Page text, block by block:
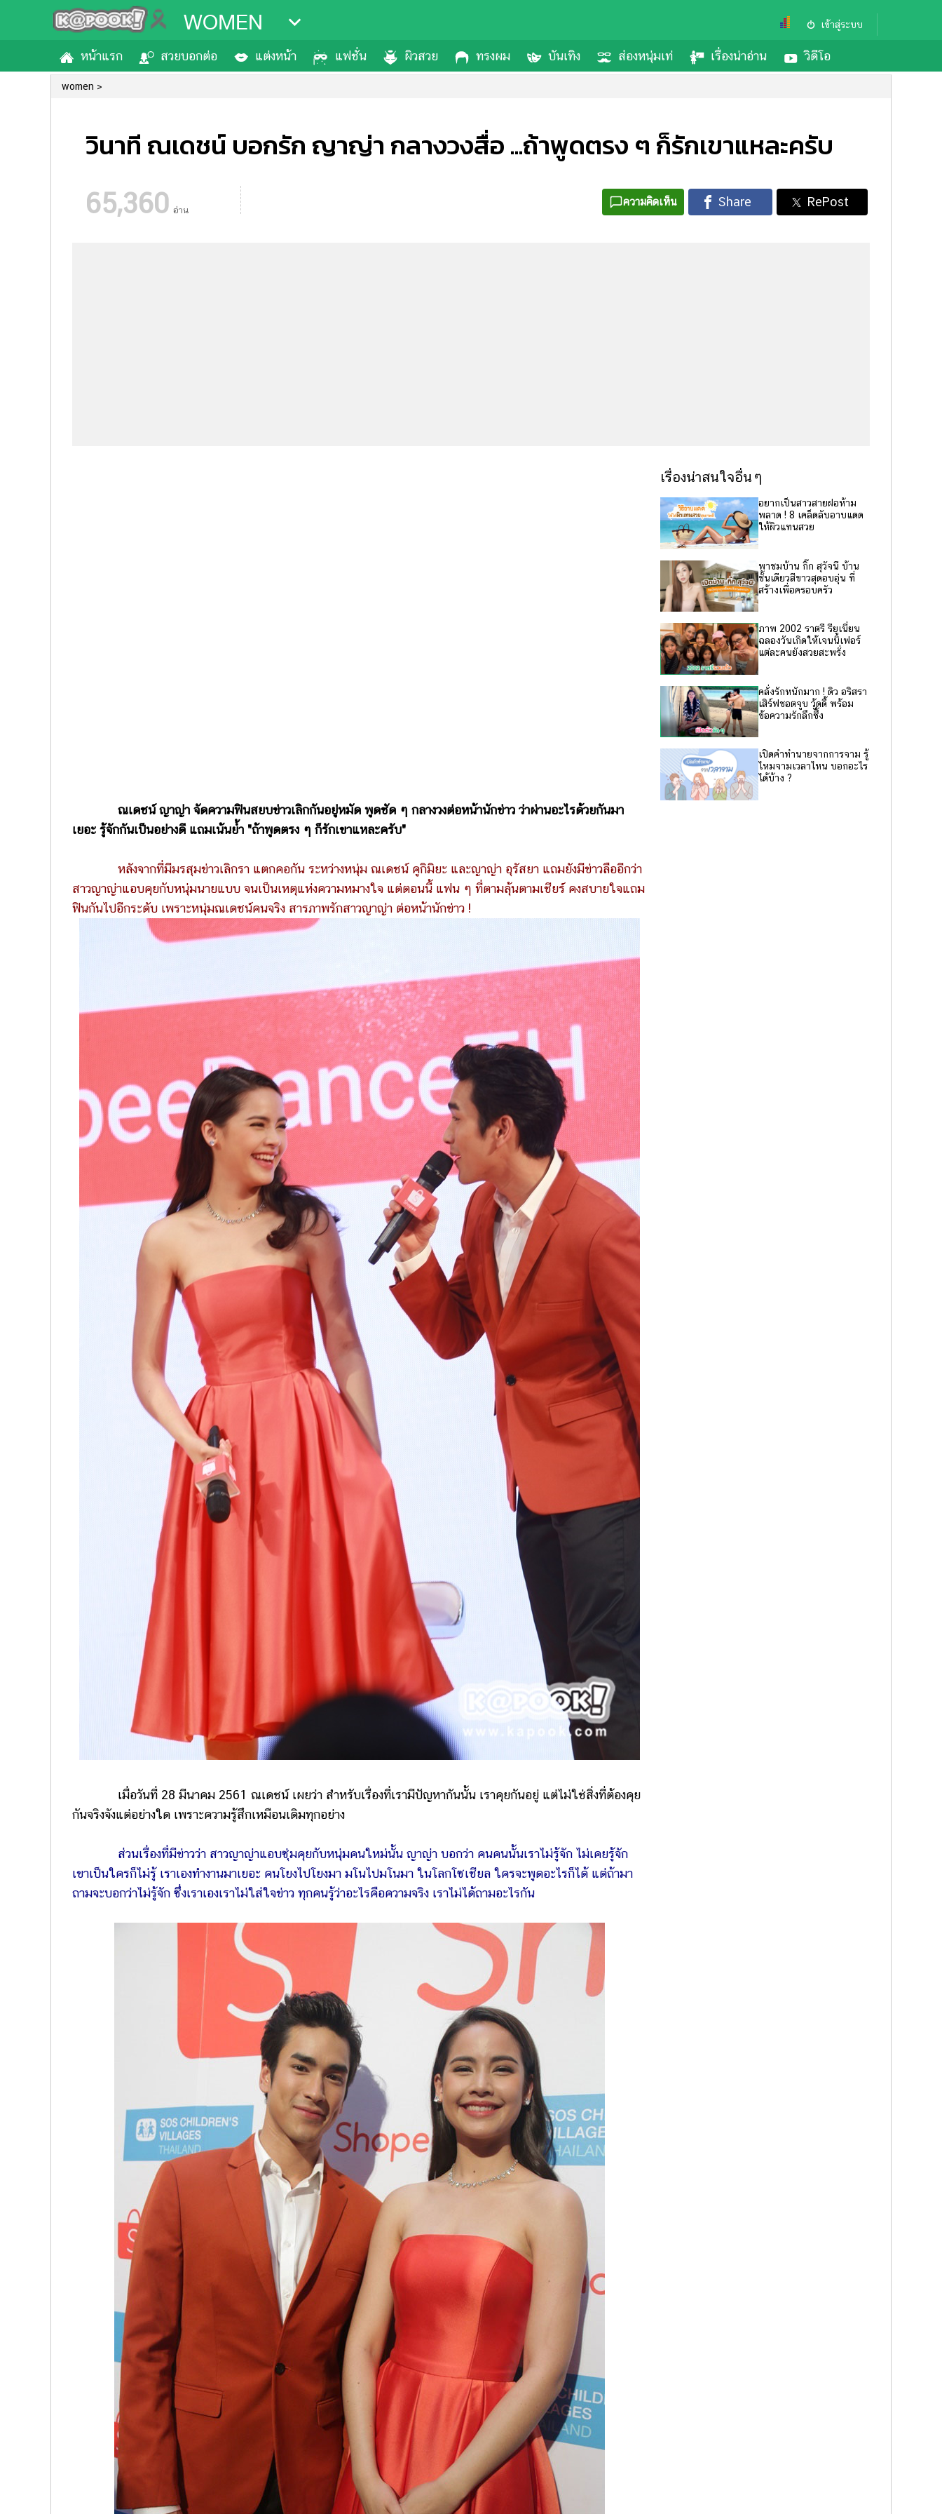
WOMEN เข้าสู่ระบบ
หน้าแรก สวยบอกต่อ แต่งหน้า แฟชั่น ผิวสวย ทรงผม บันเทิง ส่องหนุ่มเท่ เรื่องน่าอ่าน วิดีโอ
women
วินาที ณเดชน์ บอกรัก ญาญ่า กลางวงสื่อ ...ถ้าพูดตรง ๆ ก็รักเขาแหละครับ
65,360 อ่าน
ความคิดเห็น
ณเดชน์ ญาญ่า จัดความฟินสยบข่าวเลิกกันอยู่หมัด พูดชัด ๆ กลางวงต่อหน้านักข่าว ว่าผ่านอะไรด้วยกันมา
เยอะ รู้จักกันเป็นอย่างดี แถมเน้นย้ำ "ถ้าพูดตรง ๆ ก็รักเขาแหละครับ"
หลังจากที่มีมรสุมข่าวเลิกรา แตกคอกัน ระหว่างหนุ่ม ณเดชน์ คูกิมิยะ และญาญ่า อุรัสยา แถมยังมีข่าวลืออีกว่า
สาวญาญ่าแอบคุยกับหนุ่มนายแบบ จนเป็นเหตุแห่งความหมางใจ แต่ตอนนี้ แฟน ๆ ที่ตามลุ้นตามเชียร์ คงสบายใจแถม
ฟินกันไปอีกระดับ เพราะหนุ่มณเดชน์คนจริง สารภาพรักสาวญาญ่า ต่อหน้านักข่าว !
เมื่อวันที่ 28 มีนาคม 2561 ณเดชน์ เผยว่า สำหรับเรื่องที่เรามีปัญหากันนั้น เราคุยกันอยู่ แต่ไม่ใช่สิ่งที่ต้องคุย
กันจริงจังแต่อย่างใด เพราะความรู้สึกเหมือนเดิมทุกอย่าง
ส่วนเรื่องที่มีข่าวว่า สาวญาญ่าแอบซุ่มคุยกับหนุ่มคนใหม่นั้น ญาญ่า บอกว่า คนคนนั้นเราไม่รู้จัก ไม่เคยรู้จัก
เขาเป็นใครก็ไม่รู้ เราเองทำงานมาเยอะ คนโยงไปโยงมา มโนไปมโนมา ในโลกโซเชียล ใครจะพูดอะไรก็ได้ แต่ถ้ามา
ถามจะบอกว่าไม่รู้จัก ซึ่งเราเองเราไม่ใส่ใจข่าว ทุกคนรู้ว่าอะไรคือความจริง เราไม่ได้ถามอะไรกัน
เรื่องน่าสนใจอื่นๆ
อยากเป็นสาวสายฝอห้าม
พลาด ! 8 เคล็ดลับอาบแดด
ให้ผิวแทนสวย
พาชมบ้าน กิ๊ก สุวัจนี บ้าน
ชั้นเดียวสีขาวสุดอบอุ่น ที่
สร้างเพื่อครอบครัว
ภาพ 2002 ราตรี รียูเนี่ยน
ฉลองวันเกิดให้เจนนิเฟอร์
แต่ละคนยังสวยสะพรั่ง
คลั่งรักหนักมาก ! ดิว อริสรา
เสิร์ฟชอตจูบ วู้ดดี้ พร้อม
ข้อความรักลึกซึ้ง
เปิดคำทำนายจากการจาม รู้
ไหมจามเวลาไหน บอกอะไร
ได้บ้าง ?